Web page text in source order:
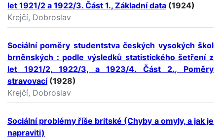
let 1921/2 a 1922/3. Část 1., Základní data (1924)
Krejčí, Dobroslav
Sociální poměry studentstva českých vysokých škol
brněnských : podle výsledků statistického šetření z
let 1921/2, 1922/3, a 1923/4. Část 2., Poměry
stravovací(1928)
Krejčí, Dobroslav
Sociální problémy říše britské (Chyby a omyly, a jak je
napraviti)